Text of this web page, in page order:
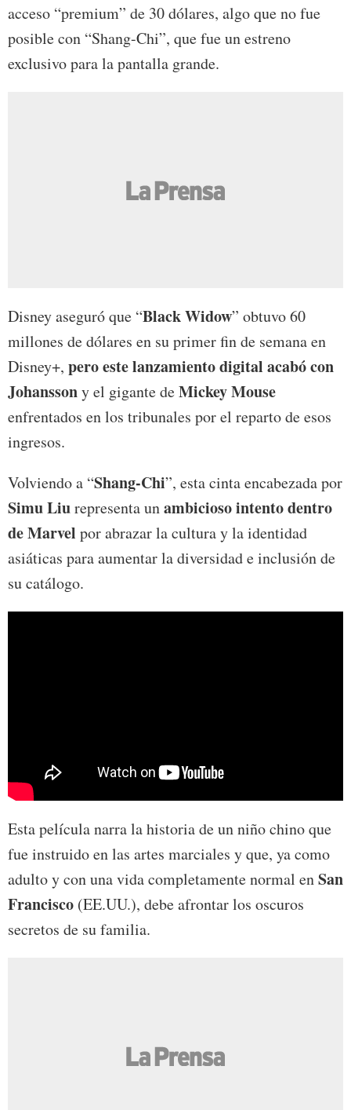
acceso “premium” de 30 dólares, algo que no fue
posible con “Shang-Chi”, que fue un estreno
exclusivo para la pantalla grande.
Disney aseguró que “Black Widow” obtuvo 60
millones de dólares en su primer fin de semana en
Disney+, pero este lanzamiento digital acabó con
Johanssony el gigante deMickey Mouse
enfrentados en los tribunales por el reparto de esos
ingresos.
Volviendo a “Shang-Chi”, esta cinta encabezada por
Simu Liurepresenta unambicioso intento dentro
de Marvel por abrazar la cultura y la identidad
asiáticas para aumentar la diversidad e inclusión de
su catálogo.
Esta película narra la historia de un niño chino que
fue instruido en las artes marciales y que, ya como
adulto y con una vida completamente normal enSan
Francisco (EE.UU.), debe afrontar los oscuros
secretos de su familia.